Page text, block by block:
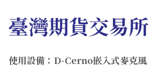
聯絡我們
臺灣期貨交易所
使用設備：D-Cerno嵌入式麥克風